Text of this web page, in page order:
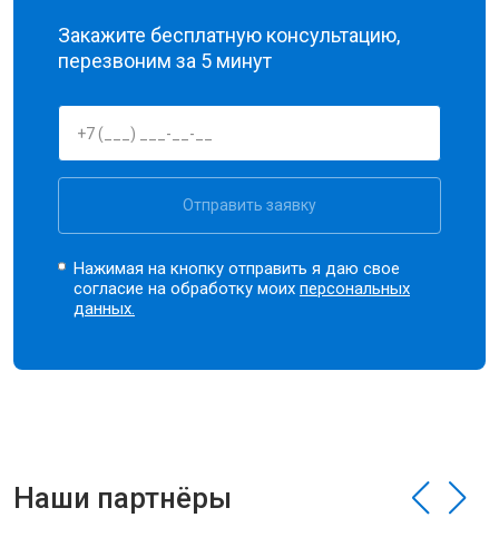
Закажите бесплатную консультацию,
перезвоним за 5 минут
Отправить заявку
Нажимая на кнопку отправить я даю свое
согласие на обработку моихперсональных
данных.
Наши партнёры